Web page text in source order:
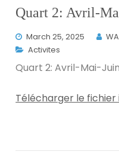
Quart 2: Avril-
March 25, 2025
Activites
Quart 2: Avril-Mai-
Télécharger le fichier